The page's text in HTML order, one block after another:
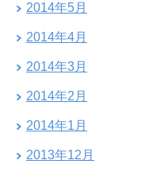
2014年5月
2014年4月
2014年3月
2014年2月
2014年1月
2013年12月